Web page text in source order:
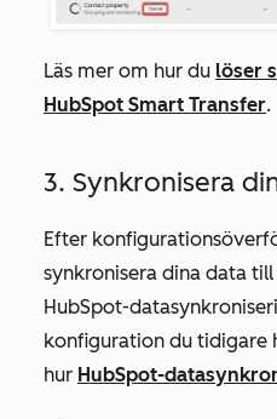
Läs mer om hur du löser
HubSpot Smart Transfer.
3. Synkronisera
Efter
synkronisera dina data
HubSpot-
konfiguration du tidigare
hur HubSpot-